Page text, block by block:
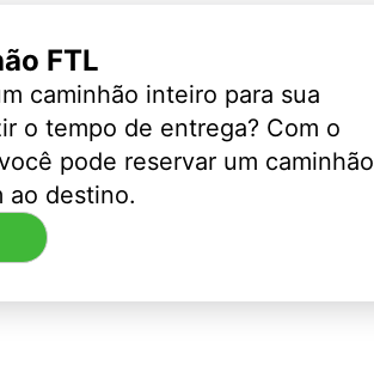
FTL
caminhão inteiro para sua
o tempo de entrega? Com o
pode reservar um caminhão
ao destino.